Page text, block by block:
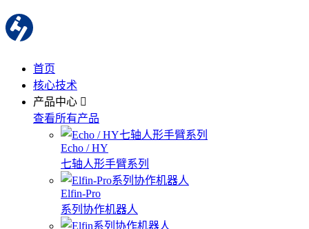
首页
核心技术
产品中心
查看所有产品
Echo / HY
七轴人形手臂系列
Elfin-Pro
系列协作机器人